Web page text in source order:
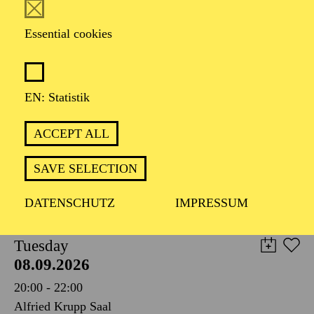
Essential cookies
EN: Statistik
ACCEPT ALL
SAVE SELECTION
DATENSCHUTZ IMPRESSUM
05.09.2026
19:30 - 21:30
BLICK AUF DEN IRAN –
STIMMEN ZUR AKTUELLEN
LAGE
TICKETS
8,00€
Tuesday
08.09.2026
20:00 - 22:00
Alfried Krupp Saal